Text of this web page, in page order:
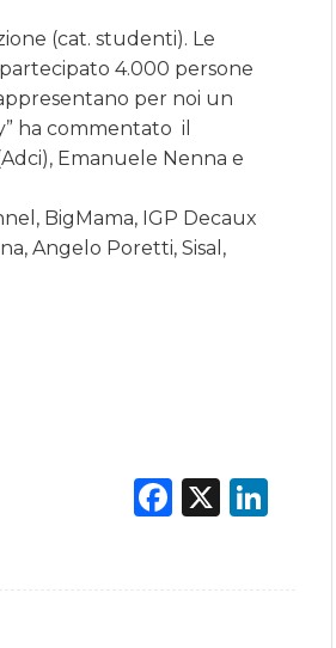
(cat. studenti). Le
4.000 persone
per noi un
ha commentato il
Emanuele Nenna e
BigMama, IGP Decaux
Angelo Poretti, Sisal,
Facebook
X